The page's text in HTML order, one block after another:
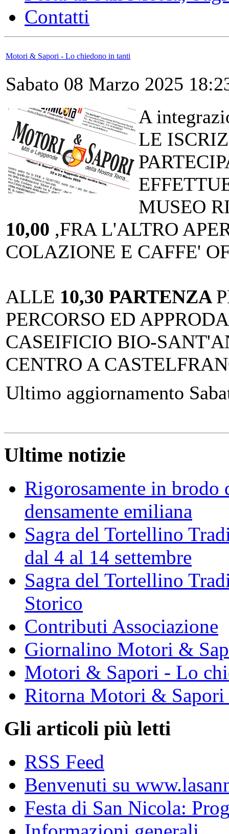
Contatti
Motori & Sapori - Lo chiedono in tanti
Sabato 08 Marzo 2025
A
LE
MUSEO
10,00 ,FRA L'ALTRO
COLAZIONE E CAFFE'
ALLE 10,30 PARTENZA
PERCORSO ED
CASEIFICIO BIO-
CENTRO A
Ultimo aggiornamento
Ultime notizie
Rigorosamente in brodo
densamente emiliana
Sagra del Tortellino
dal 4 al 14 settembre
Sagra del Tortellino
Storico
Contributi Associazione
Giornalino Motori &
Motori & Sapori - Lo
Ritorna Motori & Sapori
Gli articoli più letti
RSS Feed
Benvenuti su
Festa di San Nicola: